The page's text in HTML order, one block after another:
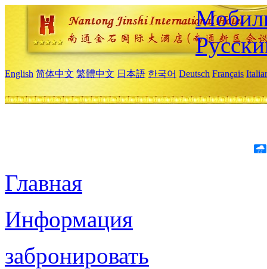
English 简体中文 繁體中文 日本語 한국어 Deutsch Français
Главная
Информация
забронировать